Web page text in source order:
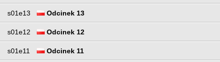
s01e13 Odcinek 13
s01e12 Odcinek 12
s01e11 Odcinek 11